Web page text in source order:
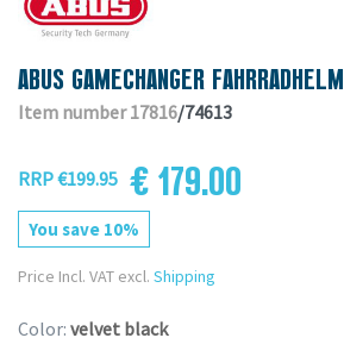
ABUS GAMECHANGER FAHRRADHELM
Item number 17816/74613
RRP €199.95 € 179.00
You save 10%
Price Incl. VAT excl. Shipping
Color: velvet black